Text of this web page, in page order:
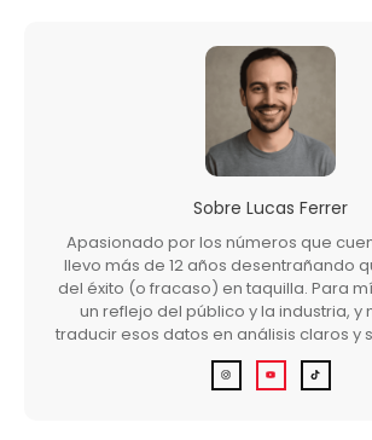
Sobre Lucas Ferrer
Apasionado por los números que
llevo más de 12 años desentrañando
del éxito (o fracaso) en taquilla. Para
un reflejo del público y la industria, y
traducir esos datos en análisis claros y